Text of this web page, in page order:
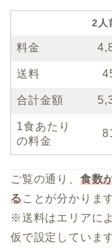
2人
料金
送料
合計金額
1食あたり
の料金
ご覧の通り、 食数
ることが分かります
※送料はエリアに
仮で設定しています